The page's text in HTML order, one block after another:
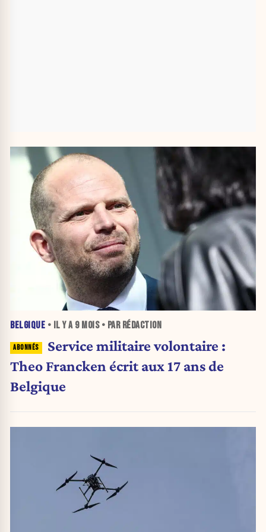
BELGIQUE • IL Y A 9 MOIS• PAR RÉDACTION
Service militaire volontaire :
Theo Francken écrit aux 17 ans de
Belgique